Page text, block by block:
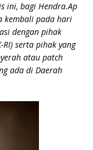
ini, bagi Hendra.Ap
kembali pada hari
dengan pihak
RI) serta pihak yang
atau patch
ada di Daerah